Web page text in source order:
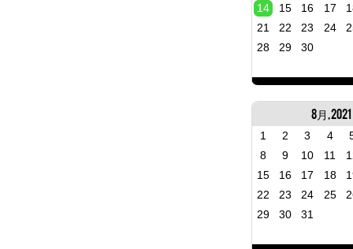
14
15 16 17
21
22 23 24
28
29 30
8月, 2021
1 2 3 4
8
9 10 11
15
16 17 18
22
23 24 25
29
30 31